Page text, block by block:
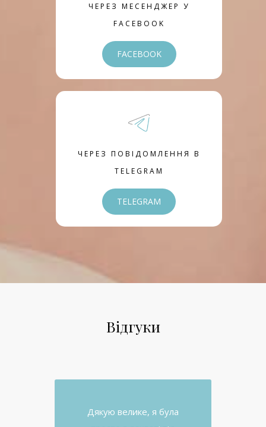
ЧЕРЕЗ МЕСЕНДЖЕР У
FACEBOOK
FACEBOOK
ЧЕРЕЗ ПОВІДОМЛЕННЯ В
TELEGRAM
TELEGRAM
Відгуки
Дякую велике, я була